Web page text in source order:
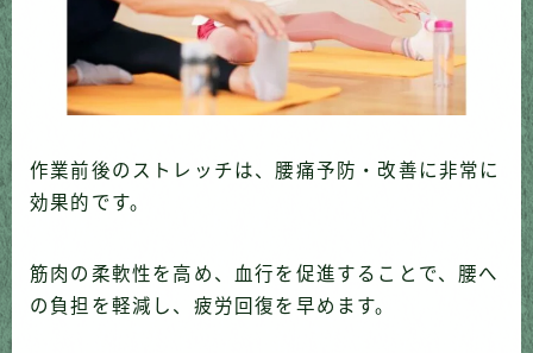
作業前後のストレッチは、腰痛予防・改善に非常に
効果的です。
筋肉の柔軟性を高め、血行を促進することで、腰へ
の負担を軽減し、疲労回復を早めます。